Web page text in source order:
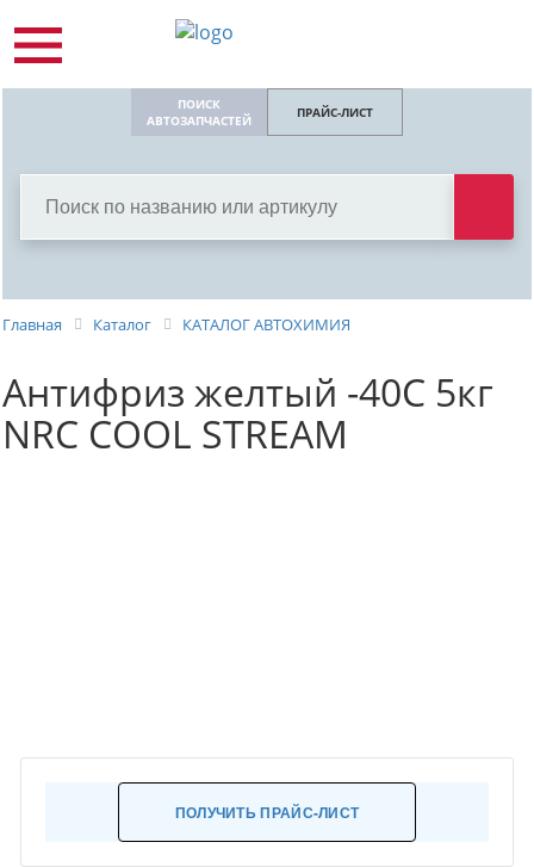
ПОИСК
АВТОЗАПЧАСТЕЙ
ПРАЙС-ЛИСТ
Главная Каталог КАТАЛОГ АВТОХИМИЯ
Антифриз желтый -40С 5кг
NRC COOL STREAM
ПОЛУЧИТЬ ПРАЙС-ЛИСТ